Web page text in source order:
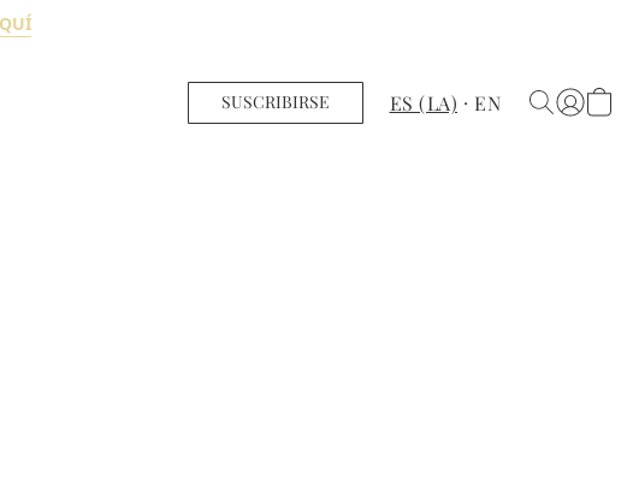
SUSCRIBIRSE ES (LA) EN